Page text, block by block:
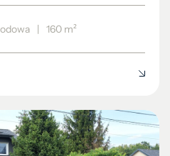
| 160 m²